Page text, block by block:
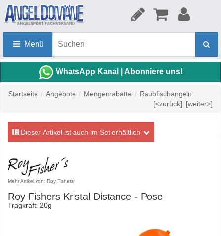
Menü
WhatsApp Kanal | Abonniere uns!
Startseite / Angebote / Mengenrabatte / Raubfischangeln
[<zurück] | [weiter>]
Dieser Artikel ist auch im Set erhältlich
Mehr Artikel von: Roy Fishers
Roy Fishers Kristal Distance - Pose
Tragkraft: 20g